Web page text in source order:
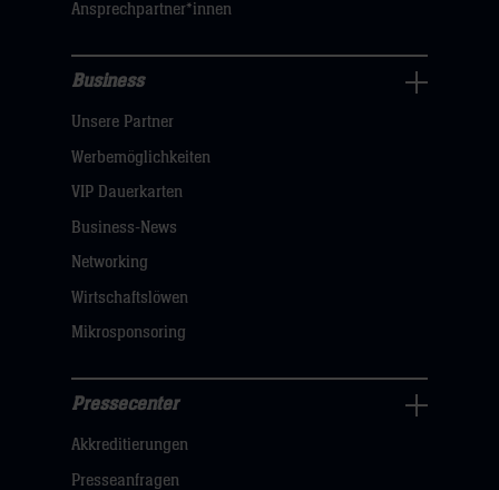
hier
Ansprechpartner*innen
Navigation
öffnen,
dann
Business
Unsere Partner
Werbemöglichkeiten
VIP Dauerkarten
Business-News
Networking
Wirtschaftslöwen
Mikrosponsoring
Navigation
öffnen,
Pressecenter
Akkreditierungen
Presseanfragen